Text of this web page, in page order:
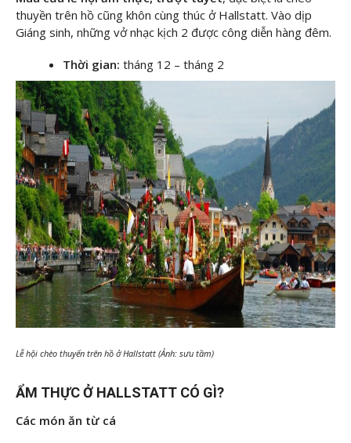
thuyền trên hồ cũng khôn cùng thúc ở Hallstatt. Vào dịp
Giáng sinh, những vở nhạc kịch 2 được công diễn hàng đêm.
Thời gian: tháng 12 – tháng 2
Lễ hội chèo thuyến trên hồ ở Hallstatt (Ảnh: sưu tầm)
ẨM THỰC Ở HALLSTATT CÓ GÌ?
Các món ăn từ cá